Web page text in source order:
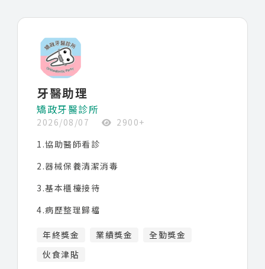
牙醫助理
矯政牙醫診所
2026/08/07
2900+
1.協助醫師看診
2.器械保養清潔消毒
3.基本櫃檯接待
4.病歷整理歸檔
5.與病人溝通解說術後追蹤
6.協助病人做好口腔衛生及保健
年終獎金 業績獎金
全勤獎金
伙食津貼